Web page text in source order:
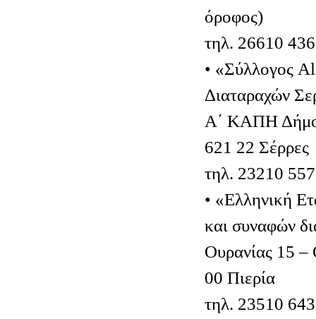
όροφος)
τηλ. 26610
• «Σύλλογος
Διαταραχών
Α΄ ΚΑΠΗ
621 22 Σέρρες
τηλ. 23210
• «Ελληνική
και συναφών
Ουρανίας 15
00 Πιερία
τηλ. 23510